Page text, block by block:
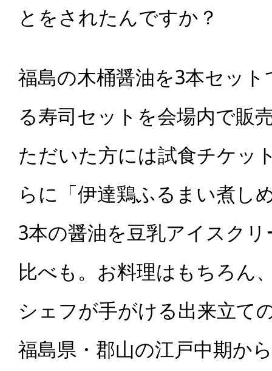
とをされたんですか？
福島の木桶醤油を3本セッ
る寿司セットを会場内で販
ただいた方には試食チケッ
らに「伊達鶏ふるまい煮し
3本の醤油を豆乳アイスク
比べも。お料理はもちろん
シェフが手がける出来立て
福島県・郡山の江戸中期か